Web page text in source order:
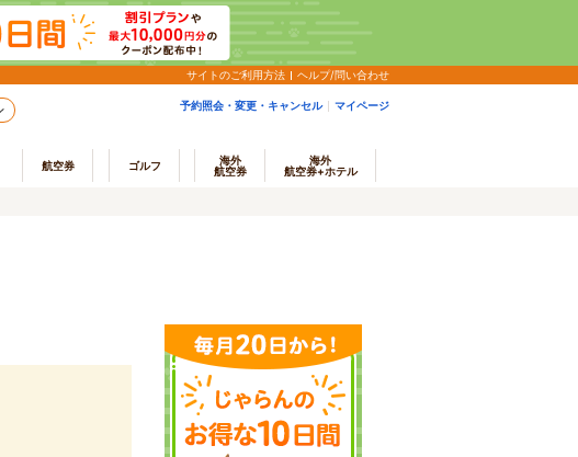
サイトのご利用方法 ヘルプ/問い合わせ
予約照会・変更・キャンセル マイページ
航空券 ゴルフ
海外
航空券
海外
航空券+ホテル